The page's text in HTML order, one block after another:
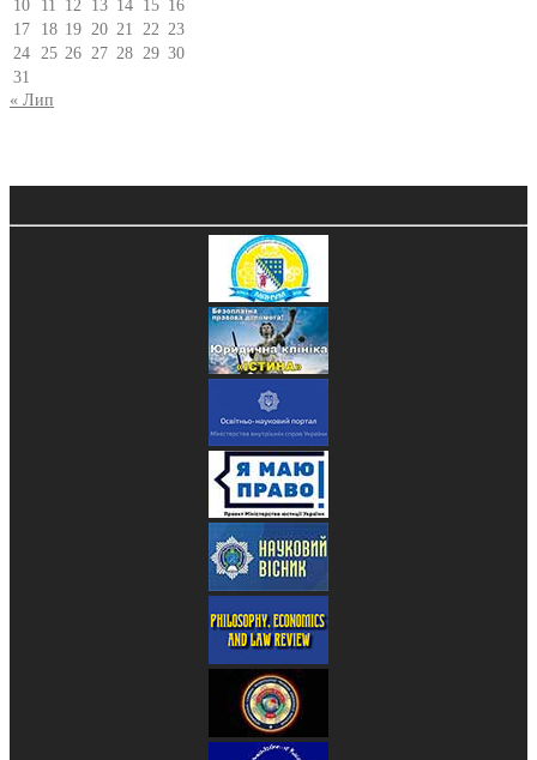
10 11 12 13 14 15 16
17
18 19 20 21 22 23
24 25 26 27 28 29 30
31
« Лип